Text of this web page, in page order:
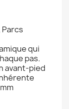
qui
pas.
avant-pied